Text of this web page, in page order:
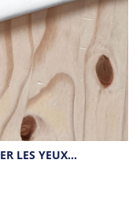
LES YEUX…